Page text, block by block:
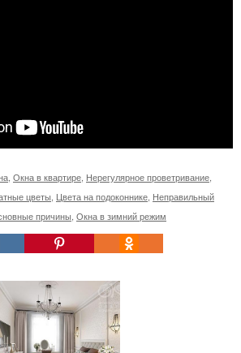
, Окна в квартире, Нерегулярное проветривание,
цветы, Цвета на подоконнике, Неправильный
причины, Окна в зимний режим